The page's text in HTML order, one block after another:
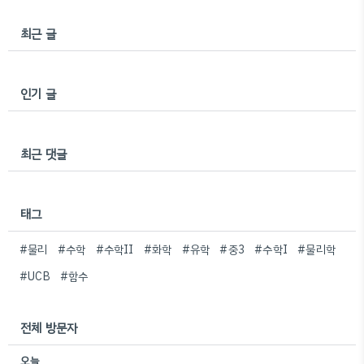
최근 글
인기 글
최근 댓글
태그
#물리 #수학 #수학II #화학 #유학 #중3 #수학I
#물리학
#UCB
#함수
전체 방문자
오늘